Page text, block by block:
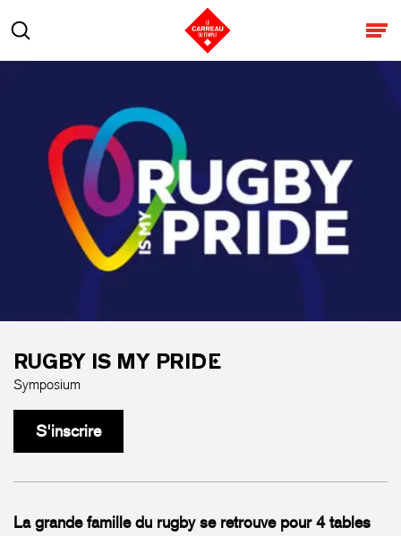
Rechercher
RUGBY IS MY PRIDE
Symposium
S'inscrire
La grande famille du rugby se retrouve pour 4 tables